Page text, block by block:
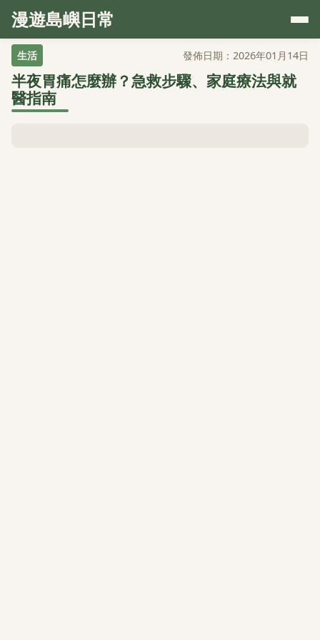
漫遊島嶼日常
生活 發佈日期：2026年01月14日
半夜胃痛怎麼辦？急救步驟、家庭療法與就
醫指南